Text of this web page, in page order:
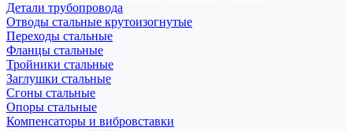
Детали трубопровода
Отводы стальные крутоизогнутые
Переходы стальные
Фланцы стальные
Тройники стальные
Заглушки стальные
Сгоны стальные
Опоры стальные
Компенсаторы и вибровставки